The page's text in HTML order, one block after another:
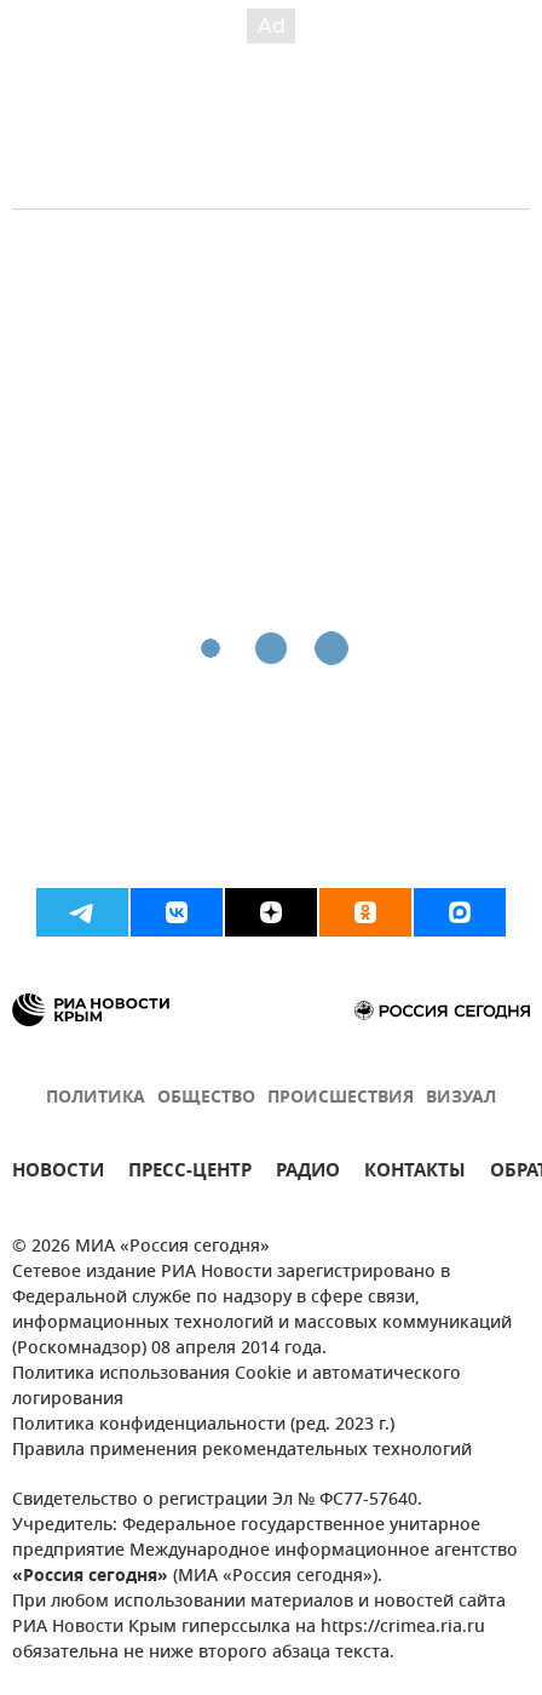
ПОЛИТИКА ОБЩЕСТВО ПРОИСШЕСТВИЯ ВИЗУАЛ
НОВОСТИ ПРЕСС-ЦЕНТР РАДИО КОНТАКТЫ
© 2026 МИА «Россия сегодня»
Сетевое издание РИА Новости зарегистрировано в
Федеральной службе по надзору в сфере связи,
информационных технологий и массовых коммуникаций
(Роскомнадзор) 08 апреля 2014 года.
Политика использования Cookie и автоматического
логирования
Политика конфиденциальности (ред. 2023 г.)
Правила применения рекомендательных технологий
Свидетельство о регистрации Эл № ФС77-57640.
Учредитель: Федеральное государственное унитарное
предприятие Международное информационное агентство
«Россия сегодня» (МИА «Россия сегодня»).
При любом использовании материалов и новостей сайта
РИА Новости Крым гиперссылка на https://crimea.ria.ru
обязательна не ниже второго абзаца текста.